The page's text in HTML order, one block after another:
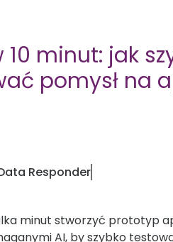
minut: jak
pomysł na
Responder
minut stworzyć prototyp
AI, by szybko